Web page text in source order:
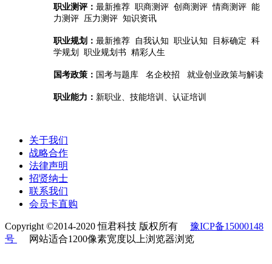
职业测评： 最新推荐 职商测评 创商测评 情商测评 能
力测评 压力测评 知识资讯
职业规划： 最新推荐 自我认知 职业认知 目标确定 科
学规划 职业规划书 精彩人生
国考政策： 国考与题库 名企校招 就业创业政策与解读
职业能力： 新职业、技能培训、认证培训
关于我们
战略合作
法律声明
招贤纳士
联系我们
会员卡直购
Copyright ©2014-2020 恒君科技 版权所有 豫ICP备15000148
号
网站适合1200像素宽度以上浏览器浏览